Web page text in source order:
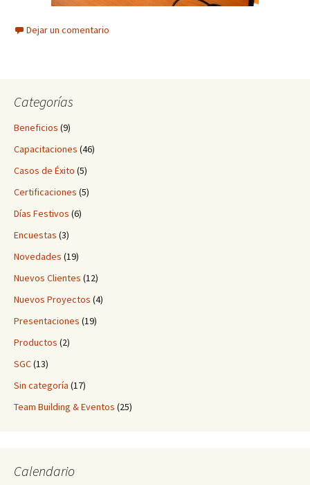
Dejar un comentario
Categorías
Beneficios (9)
Capacitaciones (46)
Casos de Éxito (5)
Certificaciones (5)
Días Festivos (6)
Encuestas (3)
Novedades (19)
Nuevos Clientes (12)
Nuevos Proyectos (4)
Presentaciones (19)
Productos (2)
SGC(13)
Sin categoría (17)
Team Building & Eventos (25)
Calendario